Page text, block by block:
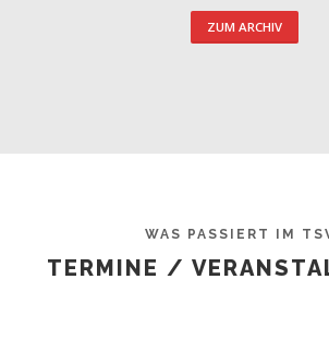
ZUM ARCHIV
WAS PASSIERT IM
TERMINE /